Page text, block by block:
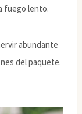
fuego lento.
abundante
del paquete.